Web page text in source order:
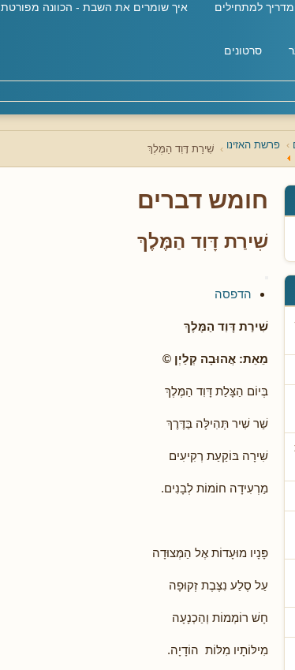
מדריך למתחילים איך שומרים את השבת - הכוונה מפורטת
סרטונים
פרשת האזינו שִׁירַת דָּוִד הַמֶּלֶךְ
חומש דברים
שִׁירַת דָּוִד הַמֶּלֶךְ
הדפסה
שִׁירַת דָּוִד הַמֶּלֶךְ
מֵאֵת: אֲהוּבָה קְלַיְן ©
בְּיוֹם הַצָּלַת דָּוִד הַמֶּלֶךְ
שַׁר שִׁיר תְּהִילָּה בַּדֶּרֶךְ
שִׁירָה בּוֹקַעַת רְקִיעִים
מַרְעִידָה חוֹמוֹת לְבָנִים.
פָּנָיו מוּעָדוֹת אֶל הַמְּצוּדָה
עַל סֶלַע נִצֶּבֶת זְקוּפָה
חָשׁ רוֹמְמוֹת וְהַכְנָעָה
מִילּוֹתָיו מִלּוֹת הוֹדָיָה.